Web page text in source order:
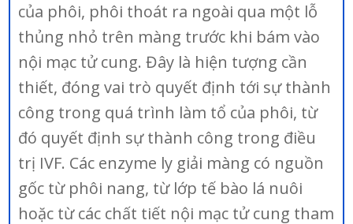
của phôi, phôi thoát ra ngoài qua một lỗ
thủng nhỏ trên màng trước khi bám vào
nội mạc tử cung. Đây là hiện tượng cần
thiết, đóng vai trò quyết định tới sự thành
công trong quá trình làm tổ của phôi, từ
đó quyết định sự thành công trong điều
trị IVF. Các enzyme ly giải màng có nguồn
gốc từ phôi nang, từ lớp tế bào lá nuôi
hoặc từ các chất tiết nội mạc tử cung tham